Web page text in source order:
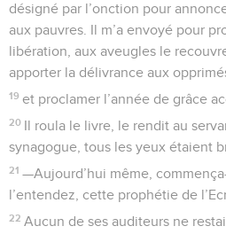
désigné par l’onction pour
aux pauvres. Il m’a envoyé pour
libération, aux aveugles le
apporter la délivrance aux
19 et proclamer l’année de grâce
20 Il roula le livre, le rendit au
synagogue, tous les yeux étaient
21 —Aujourd’hui même,
l’entendez, cette prophétie de
22 Aucun de ses auditeurs ne